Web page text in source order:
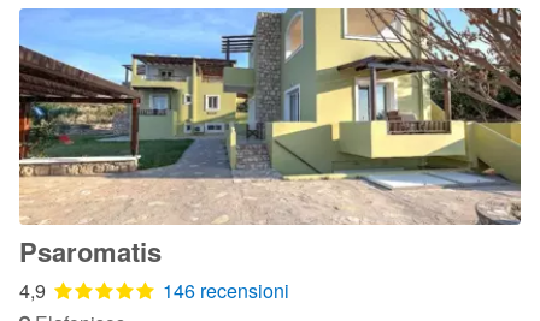
Psaromatis
4,9
146 recensioni